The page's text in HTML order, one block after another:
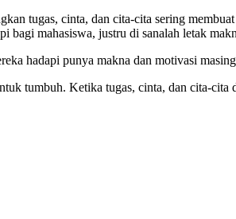
tugas, cinta, dan cita-cita sering
bagi mahasiswa, justru di sanalah letak
hadapi punya makna dan motivasi
tumbuh. Ketika tugas, cinta, dan cita-